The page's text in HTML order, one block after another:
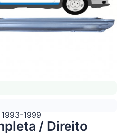
1993-1999
/ Direito